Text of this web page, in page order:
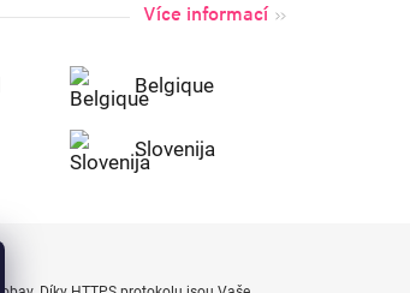
Více informací
Belgique
Slovenija